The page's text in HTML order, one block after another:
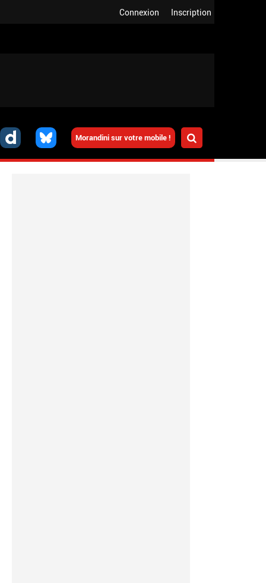
Inscription
Connexion
Morandini sur votre mobile !